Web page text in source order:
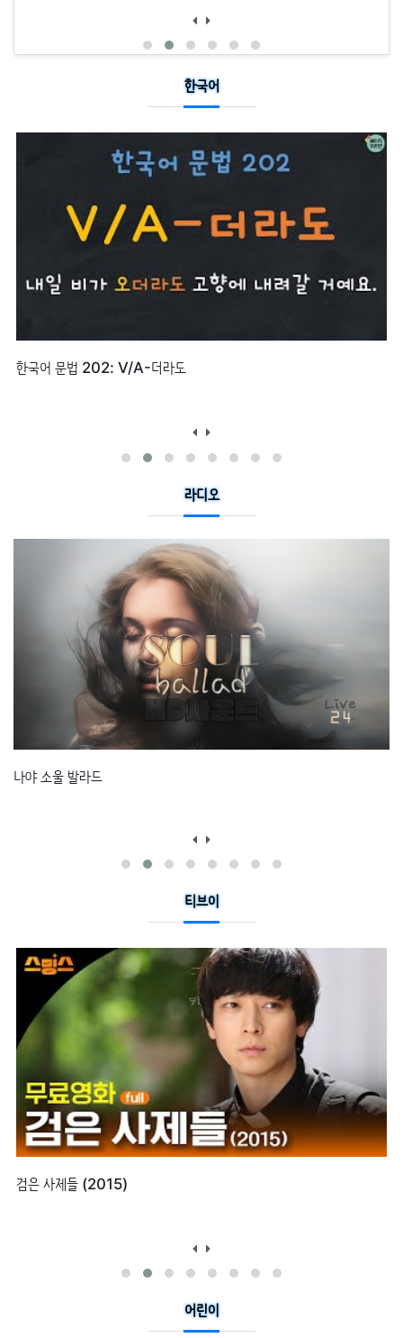
한국어
한국어 기초 어휘 | 자주 쓰는 기본동사 01
라디오
나야 올드팝
티브이
빅매치 (2014)
어린이